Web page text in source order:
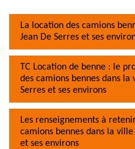
La location des camions
Jean De Serres et ses
TC Location de benne : le
des camions bennes dans la
Serres et ses environs
Les renseignements à
camions bennes dans la
et ses environs